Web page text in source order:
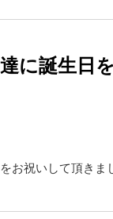
に誕生日
お祝いして頂きま